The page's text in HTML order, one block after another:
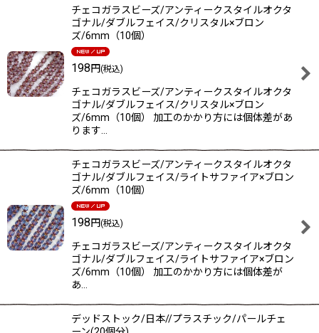
チェコガラスビーズ/アンティークスタイルオクタ
ゴナル/ダブルフェイス/クリスタル×ブロン
ズ/6mm（10個）
198円(税込)
チェコガラスビーズ/アンティークスタイルオクタ
ゴナル/ダブルフェイス/クリスタル×ブロン
ズ/6mm（10個） 加工のかかり方には個体差があ
ります…
チェコガラスビーズ/アンティークスタイルオクタ
ゴナル/ダブルフェイス/ライトサファイア×ブロン
ズ/6mm（10個）
198円(税込)
チェコガラスビーズ/アンティークスタイルオクタ
ゴナル/ダブルフェイス/ライトサファイア×ブロン
ズ/6mm（10個） 加工のかかり方には個体差が
あ…
デッドストック/日本//プラスチック/パールチェ